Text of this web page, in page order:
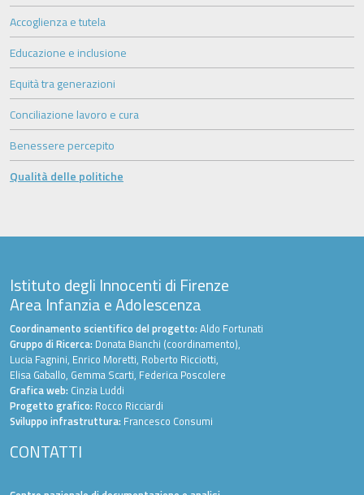
Accoglienza e tutela
Educazione e inclusione
Equità tra generazioni
Conciliazione lavoro e cura
Benessere percepito
Qualità delle politiche
Istituto degli Innocenti di Firenze
Area Infanzia e Adolescenza
Coordinamento scientifico del progetto: Aldo Fortunati
Gruppo di Ricerca: Donata Bianchi (coordinamento),
Lucia Fagnini, Enrico Moretti, Roberto Ricciotti,
Elisa Gaballo, Gemma Scarti, Federica Poscolere
Grafica web: Cinzia Luddi
Progetto grafico: Rocco Ricciardi
Sviluppo infrastruttura: Francesco Consumi
CONTATTI